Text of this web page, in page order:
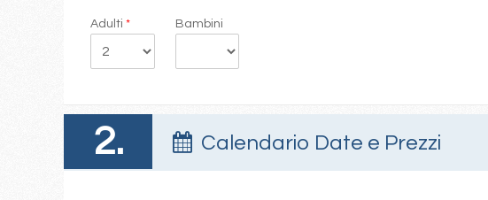
Adulti * Bambini
2. Calendario Date e Prezzi